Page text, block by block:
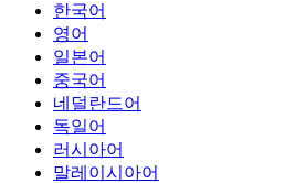
한국어
영어
일본어
중국어
네덜란드어
독일어
러시아어
말레이시아어